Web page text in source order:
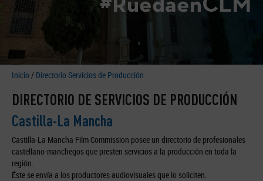
#RuedaenCLM
Inicio / Directorio Servicios de Producción
DIRECTORIO DE SERVICIOS DE PRODUCCIÓN
Castilla-La Mancha
Castilla-La Mancha Film Commission posee un directorio de profesionales
castellano-manchegos que presten servicios a la producción en toda la
región.
Éste se envía a los productores audiovisuales que lo soliciten.